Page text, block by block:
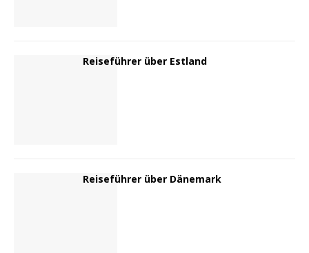
Reiseführer über Estland
Reiseführer über Dänemark